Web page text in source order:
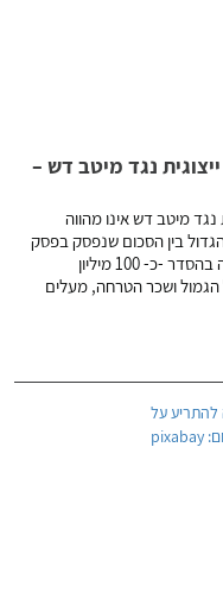
נגד מיטב דש –
מיטב דש אינו מהווה
בין הסכום שנפסק בפסק
הדין -כ-400 מיליוני שקלים, לבין סכום ההשבה בהסדר -כ- 100 מיליון
ושכר הטרחה, מעלים